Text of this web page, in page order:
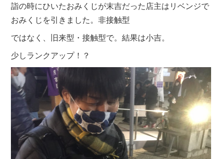
詣の時にひいたおみくじが末吉だった店主はリベンジで
おみくじを引きました。非接触型
ではなく、旧来型・接触型で。結果は小吉。
少しランクアップ！？